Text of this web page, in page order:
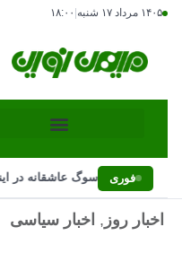
۱۴۰۵ مرداد ۱۷ شنبه ۱۸:۰۰
فوری
تجارت سوگ عاشقانه در
اخبار روز , اخبار سیاسی